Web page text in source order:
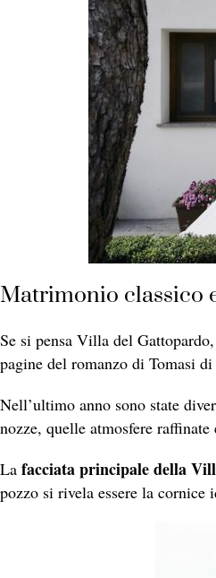
Matrimonio classico
Se si pensa Villa del
pagine del romanzo di Tomasi di
Nell’ultimo anno sono state
nozze, quelle atmosfere raffinate
La facciata principale della
pozzo si rivela essere la